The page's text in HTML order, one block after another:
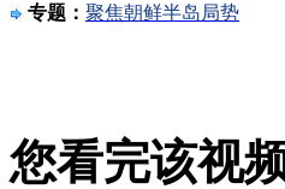
专题： 聚焦朝鲜半岛局势
您看完该视